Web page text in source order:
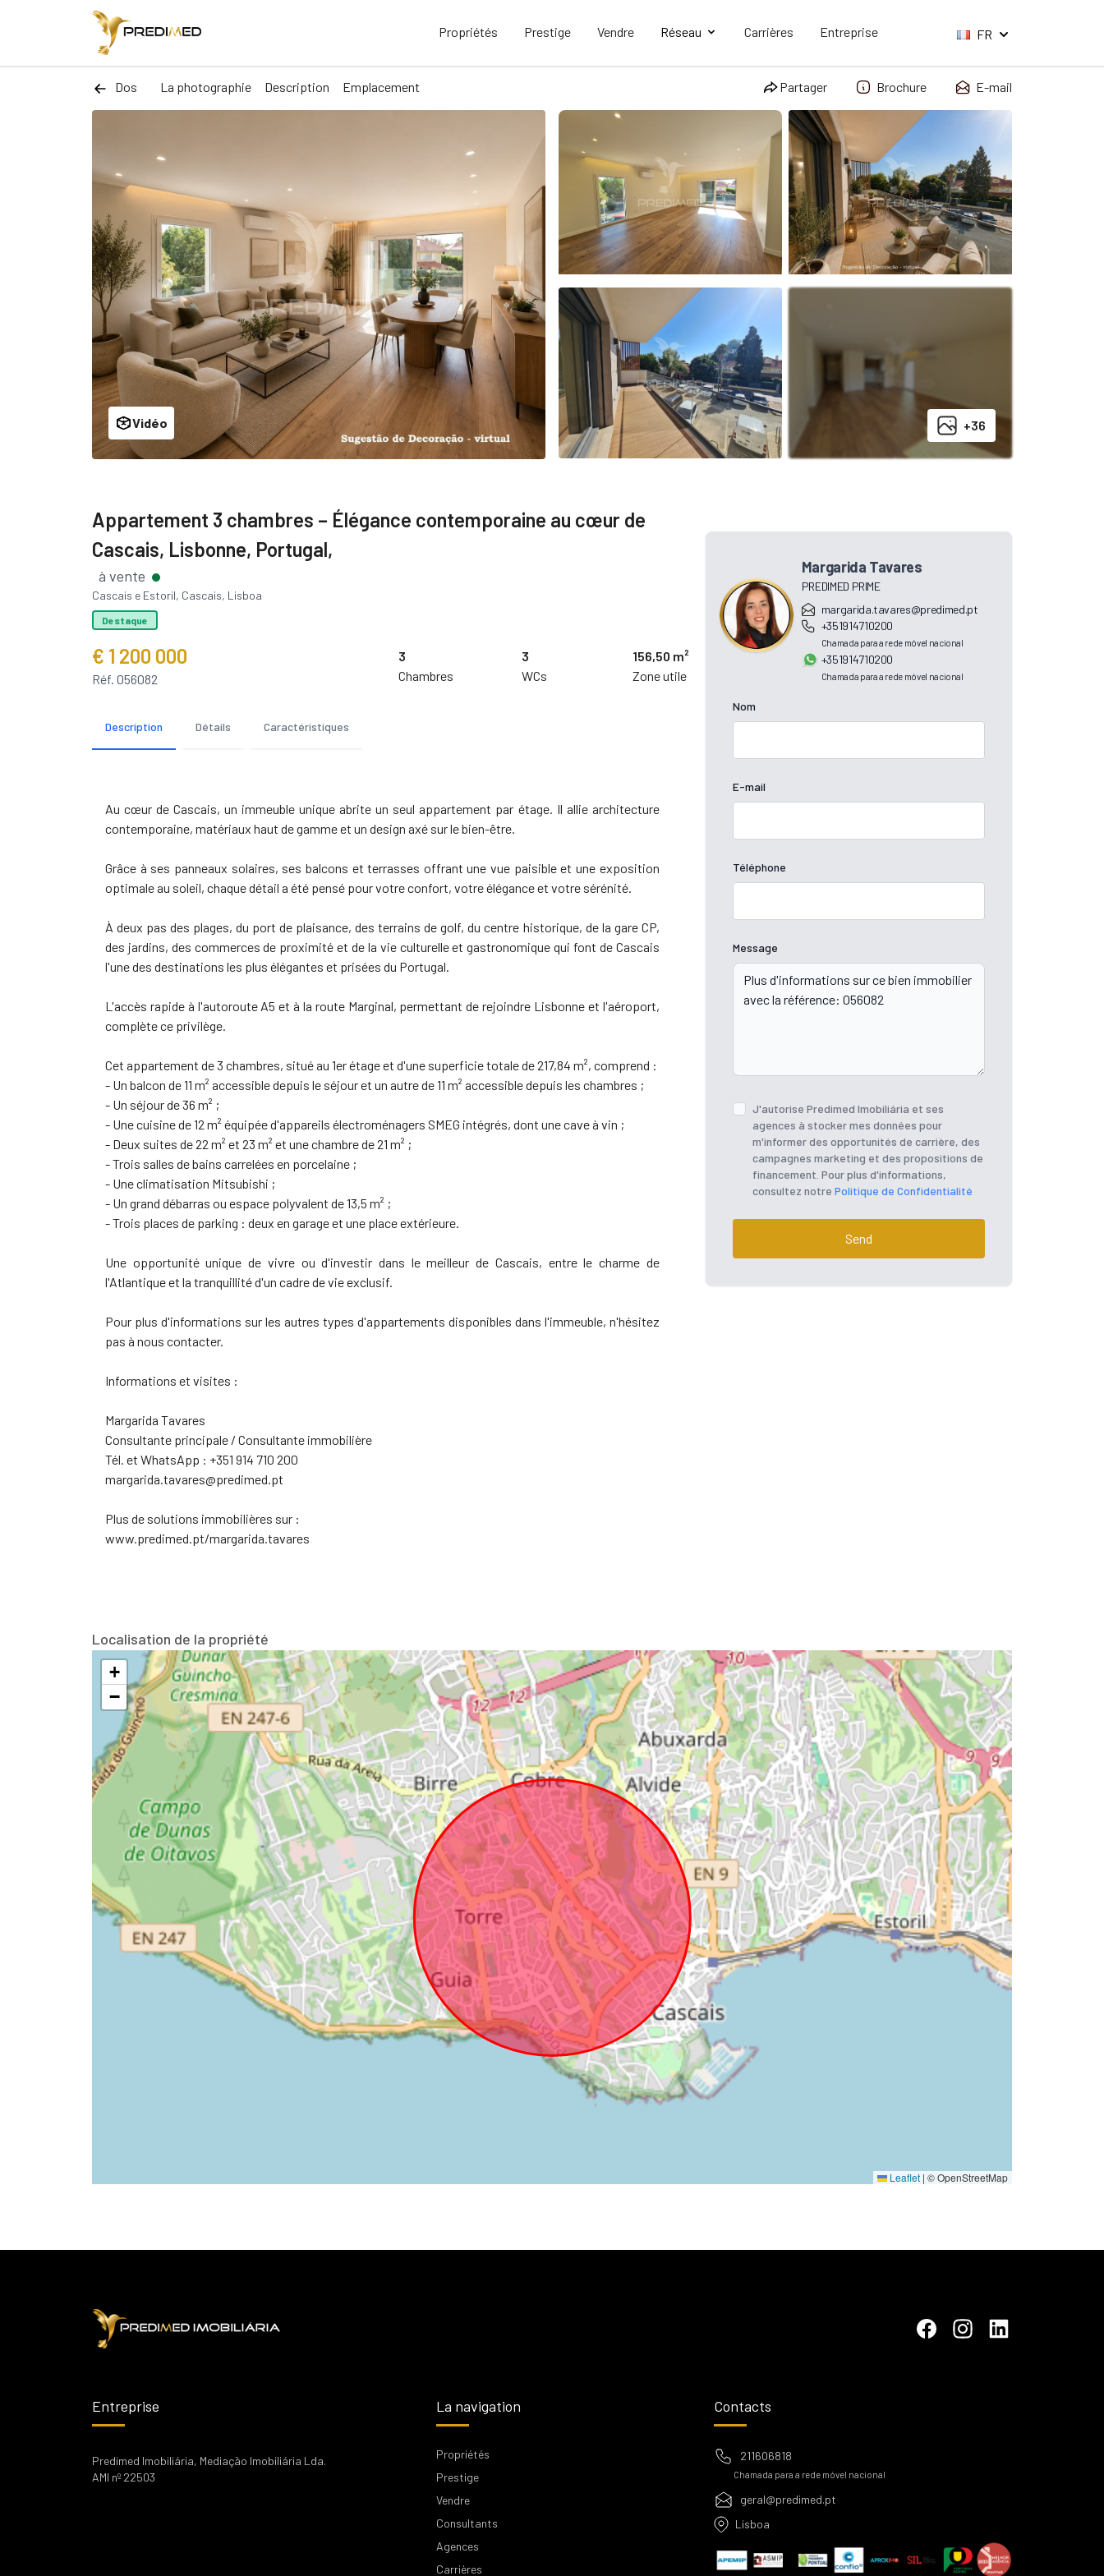
Propriétés Prestige Vendre Réseau Carrières Entreprise FR
Dos La photographie Description Emplacement Partager Brochure E-mail
+36
Vidéo
Appartement 3 chambres – Élégance contemporaine au cœur de
Cascais, Lisbonne, Portugal,
à vente
Cascais e Estoril, Cascais, Lisboa
Destaque
€ 1 200 000
Réf. 056082
3
Chambres
3
WCs
156,50 m²
Zone utile
Description Détails Caractéristiques
Au cœur de Cascais, un immeuble unique abrite un seul appartement par étage. Il allie architecture
contemporaine, matériaux haut de gamme et un design axé sur le bien-être.
Grâce à ses panneaux solaires, ses balcons et terrasses offrant une vue paisible et une exposition
optimale au soleil, chaque détail a été pensé pour votre confort, votre élégance et votre sérénité.
À deux pas des plages, du port de plaisance, des terrains de golf, du centre historique, de la gare CP,
des jardins, des commerces de proximité et de la vie culturelle et gastronomique qui font de Cascais
l'une des destinations les plus élégantes et prisées du Portugal.
L'accès rapide à l'autoroute A5 et à la route Marginal, permettant de rejoindre Lisbonne et l'aéroport,
complète ce privilège.
Cet appartement de 3 chambres, situé au 1er étage et d'une superficie totale de 217,84 m², comprend :
- Un balcon de 11 m² accessible depuis le séjour et un autre de 11 m² accessible depuis les chambres ;
- Un séjour de 36 m² ;
- Une cuisine de 12 m² équipée d'appareils électroménagers SMEG intégrés, dont une cave à vin ;
- Deux suites de 22 m² et 23 m² et une chambre de 21 m² ;
- Trois salles de bains carrelées en porcelaine ;
- Une climatisation Mitsubishi ;
- Un grand débarras ou espace polyvalent de 13,5 m² ;
- Trois places de parking : deux en garage et une place extérieure.
Une opportunité unique de vivre ou d'investir dans le meilleur de Cascais, entre le charme de
l'Atlantique et la tranquillité d'un cadre de vie exclusif.
Pour plus d'informations sur les autres types d'appartements disponibles dans l'immeuble, n'hésitez
pas à nous contacter.
Informations et visites :
Margarida Tavares
Consultante principale / Consultante immobilière
Tél. et WhatsApp : +351 914 710 200
margarida.tavares@predimed.pt
Plus de solutions immobilières sur :
www.predimed.pt/margarida.tavares
Margarida Tavares
PREDIMED PRIME
margarida.tavares@predimed.pt
+351914710200
Chamada para a rede móvel nacional
+351914710200
Chamada para a rede móvel nacional
Nom
E-mail
Téléphone
Message
J'autorise Predimed Imobiliária et ses
agences à stocker mes données pour
m'informer des opportunités de carrière, des
campagnes marketing et des propositions de
financement. Pour plus d'informations,
consultez notre Politique de Confidentialité
Send
Localisation de la propriété
+
−
Leaflet | © OpenStreetMap
Entreprise
Predimed Imobiliária, Mediação Imobiliária Lda.
AMI nº 22503
La navigation
Propriétés
Prestige
Vendre
Consultants
Agences
Carrières
Contacts
211606818
Chamada para a rede móvel nacional
geral@predimed.pt
Lisboa